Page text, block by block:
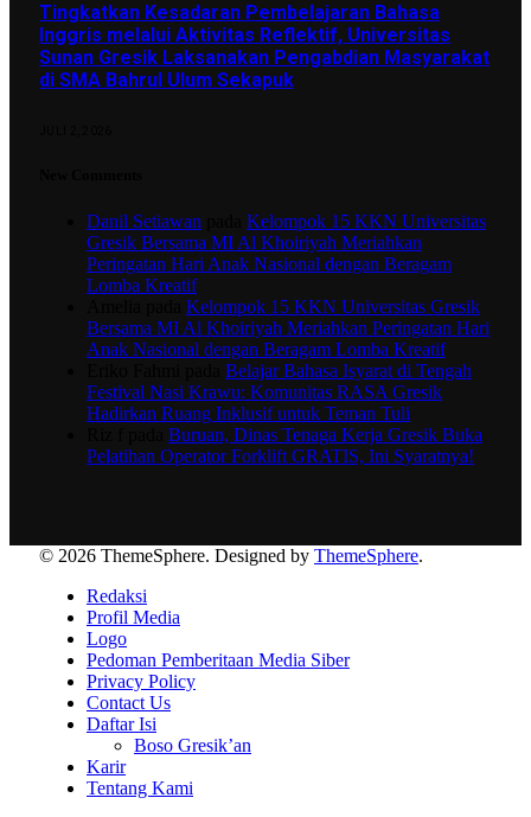
Tingkatkan Kesadaran Pembelajaran Bahasa
Inggris melalui Aktivitas Reflektif, Universitas
Sunan Gresik Laksanakan Pengabdian Masyarakat
di SMA Bahrul Ulum Sekapuk
Danil Setiawan
Kelompok 15 KKN Universitas
Gresik Bersama MI Al Khoiriyah Meriahkan
Peringatan Hari Anak Nasional dengan Beragam
Lomba Kreatif
Kelompok 15 KKN Universitas Gresik
Bersama MI Al Khoiriyah Meriahkan Peringatan Hari
Anak Nasional dengan Beragam Lomba Kreatif
Belajar Bahasa Isyarat di Tengah
Festival Nasi Krawu: Komunitas RASA Gresik
Hadirkan Ruang Inklusif untuk Teman Tuli
Buruan, Dinas Tenaga Kerja Gresik Buka
Pelatihan Operator Forklift GRATIS, Ini Syaratnya!
© 2026 ThemeSphere. Designed by ThemeSphere.
Redaksi
Profil Media
Logo
Pedoman Pemberitaan Media Siber
Privacy Policy
Contact Us
Daftar Isi
Boso Gresik’an
Karir
Tentang Kami